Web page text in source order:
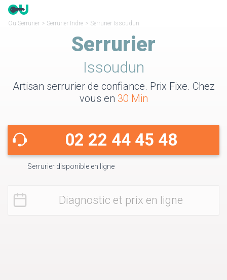
Ou Serrurier > Serrurier Indre > Serrurier Issoudun
Serrurier
Issoudun
Artisan serrurier de confiance. Prix Fixe. Chez
vous en 30 Min
02 22 44 45 48
Serrurier disponible en ligne
Diagnostic et prix en ligne